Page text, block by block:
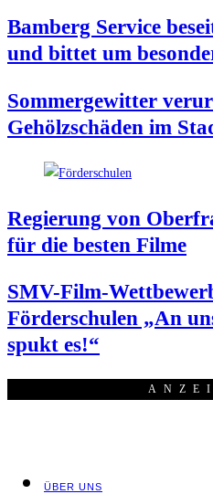
Bam­berg Ser­vice
und bit­tet um
Som­mer­ge­wit­ter
Gehölz­schä­den im
Regie­rung von
für die bes­ten Filme
SMV-Film-
För­der­schu­len „An
spukt es!“
ÜBER UNS